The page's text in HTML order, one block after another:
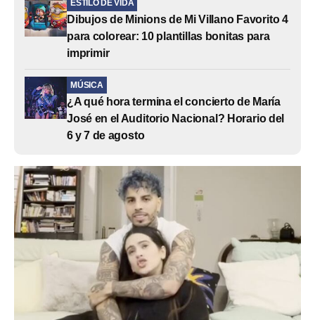
ESTILO DE VIDA
Dibujos de Minions de Mi Villano Favorito 4
para colorear: 10 plantillas bonitas para
imprimir
MÚSICA
¿A qué hora termina el concierto de María
José en el Auditorio Nacional? Horario del
6 y 7 de agosto